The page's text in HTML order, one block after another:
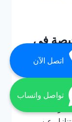
في
والسعر، فإن
في
اتصل الآن
تواصل واتساب